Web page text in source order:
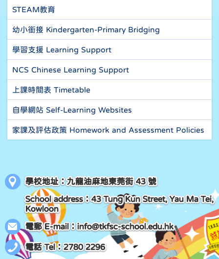
STEAM教育
幼小銜接 Kindergarten-Primary Bridging
學習支援 Learning Support
NCS Chinese Learning Support
上課時間表 Timetable
自學網站 Self-Learning Websites
家課及評估政策 Homework and Assessment Policies
學校地址：九龍油麻地東莞街 43 號
School address：43 Tung Kun Street, Yau Ma Tei,
Kowloon
電郵 E-mail： info@tkfsc-school.edu.hk
電話 Tel：2780 2296